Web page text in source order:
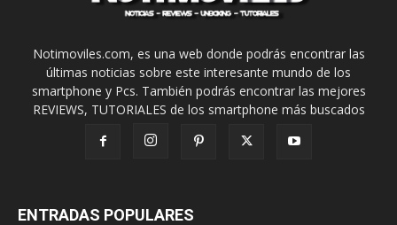
Notimoviles.com, es una web donde podrás encontrar las
últimas noticias sobre este interesante mundo de los
smartphone y Pcs. También podrás encontrar las mejores
REVIEWS, TUTORIALES de los smartphone más buscados
ENTRADAS POPULARES